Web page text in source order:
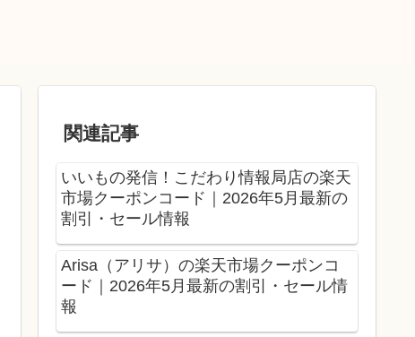
関連記事
いいもの発信！こだわり情報局店の楽天
市場クーポンコード｜2026年5月最新の
割引・セール情報
Arisa（アリサ）の楽天市場クーポンコ
ード｜2026年5月最新の割引・セール情
報